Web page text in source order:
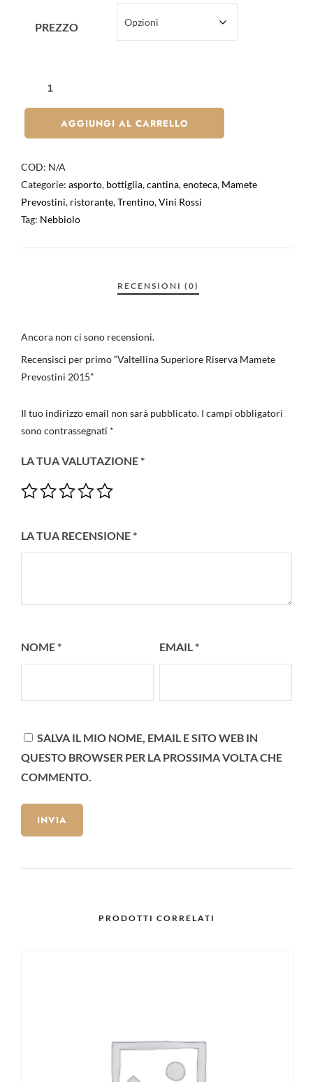
PREZZO
AGGIUNGI AL CARRELLO
COD: N/A
Categorie: asporto, bottiglia,cantina,enoteca, Mamete
Prevostini, ristorante,Trentino,Vini Rossi
Tag: Nebbiolo
Ancora non ci sono recensioni.
Recensisci per primo “Valtellina Superiore Riserva Mamete
Prevostini 2015”
Il tuo indirizzo email non sarà pubblicato. I campi obbligatori
sono contrassegnati *
LA TUA VALUTAZIONE*
LA TUA RECENSIONE*
NOME* EMAIL*
SALVA IL MIO NOME, EMAIL E SITO WEB IN
QUESTO BROWSER PER LA PROSSIMA VOLTA CHE
COMMENTO.
PRODOTTI CORRELATI